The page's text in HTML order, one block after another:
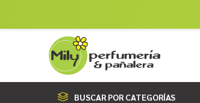
BUSCAR POR CATEGORÍAS